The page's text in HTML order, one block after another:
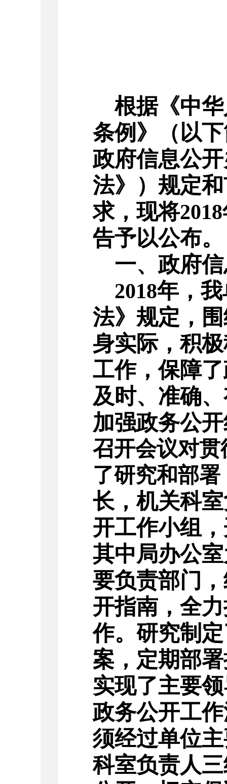
根据《中
条例》（以
政府信息公
法》）规定
求，现将2018
告予以公布。
一、政府
2018年，
法》规定，
身实际，积
工作，保障
及时、准确
加强政务公
召开会议对
了研究和部
长，机关科
开工作小组
其中局办公
要负责部门
开指南，全
作。 研究制
案， 定期部
实现了主要
政务公开工
须经过单位
科室负责人